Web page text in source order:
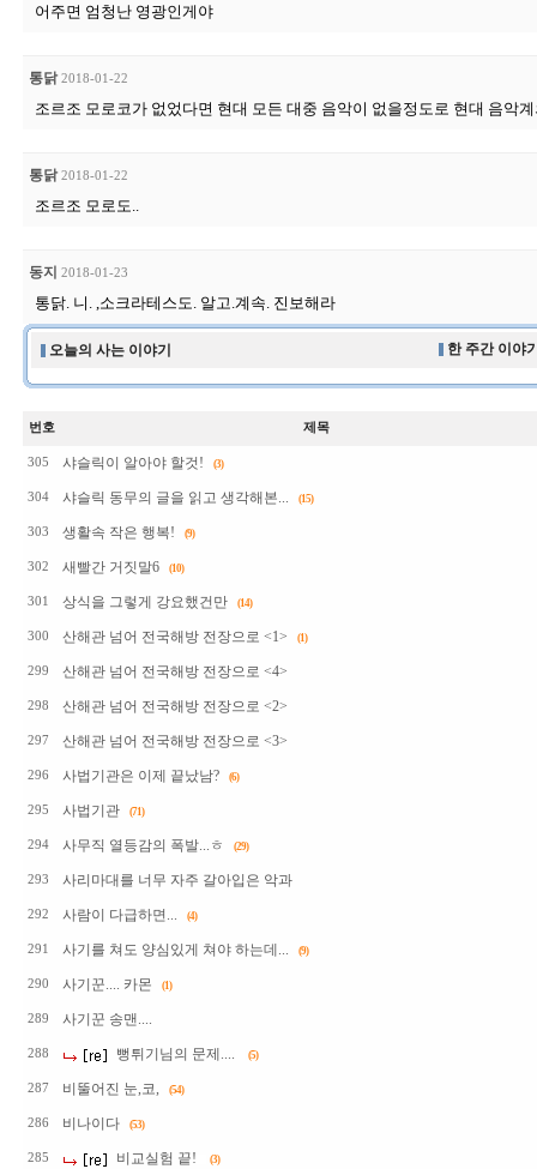
어주면 엄청난 영광인게야
통닭 2018-01-22
조르조 모로코가 없었다면 현대 모든 대중 음악이 없을정도로 현대 음악
통닭 2018-01-22
조르조 모로도..
동지 2018-01-23
통닭. 니. ,소크라테스도. 알고.계속. 진보해라
오늘의 사는 이야기 한 주간 이야
번호 제목
305 샤슬릭이 알아야 할것! (3)
304 샤슬릭 동무의 글을 읽고 생각해본... (15)
303 생활속 작은 행복! (9)
302 새빨간 거짓말6 (10)
301 상식을 그렇게 강요했건만 (14)
300 산해관 넘어 전국해방 전장으로 <1> (1)
299 산해관 넘어 전국해방 전장으로 <4>
298 산해관 넘어 전국해방 전장으로 <2>
297 산해관 넘어 전국해방 전장으로 <3>
296 사법기관은 이제 끝났남? (6)
295 사법기관 (71)
294 사무직 열등감의 폭발...ㅎ (29)
293 사리마대를 너무 자주 갈아입은 악과
292 사람이 다급하면... (4)
291 사기를 쳐도 양심있게 쳐야 하는데... (9)
290 사기꾼.... 카몬 (1)
289 사기꾼 송맨....
288 뻥튀기님의 문제.... (5)
287 비뚤어진 눈,코, (54)
286 비나이다 (53)
285 비교실험 끝! (3)